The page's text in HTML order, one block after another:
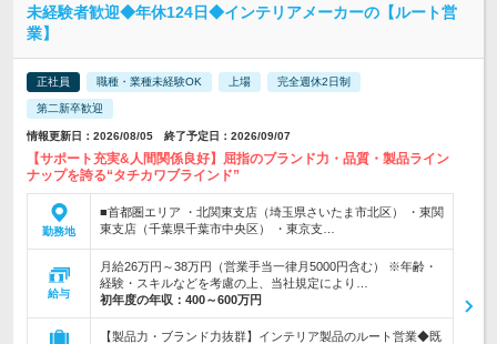
未経験者歓迎◆年休124日◆インテリアメーカーの【ルート営
業】
正社員 職種・業種未経験OK 上場 完全週休2日制
第二新卒歓迎
情報更新日：2026/08/05 終了予定日：2026/09/07
【サポート充実&人間関係良好】屈指のブランド力・品質・製品ライン
ナップを誇る“タチカワブラインド”
勤務地
■首都圏エリア ・北関東支店（埼玉県さいたま市北区） ・東関
東支店（千葉県千葉市中央区） ・東京支…
給与
月給26万円～38万円（営業手当一律月5000円含む） ※年齢・
経験・スキルなどを考慮の上、当社規定により…
初年度の年収： 400～600万円
【製品力・ブランド力抜群】インテリア製品のルート営業◆既